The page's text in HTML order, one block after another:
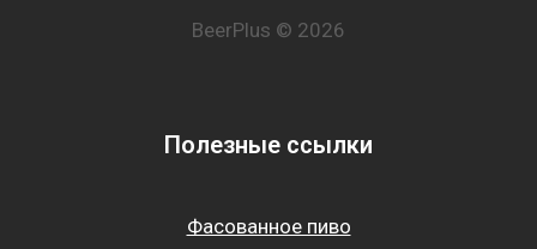
BeerPlus © 2026
Полезные ссылки
Фасованное пиво